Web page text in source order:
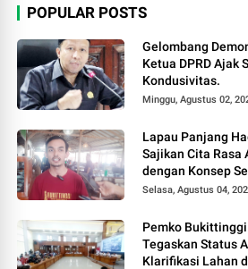
POPULAR POSTS
Gelombang
Ketua DPRD Ajak
Kondusivitas.
Minggu, Agustus 02,
Lapau Panjang
Sajikan Cita Rasa
dengan Konsep
Selasa, Agustus 04,
Pemko
Tegaskan Status
Klarifikasi Lahan